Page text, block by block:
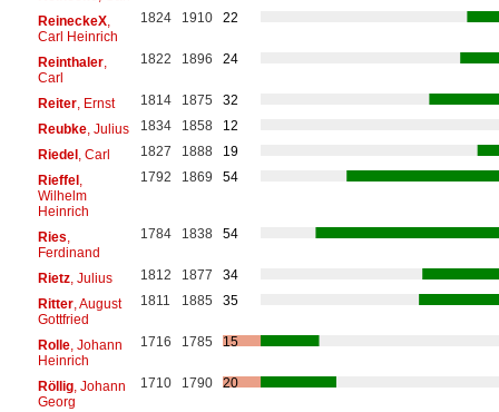
ReineckeX,
Carl Heinrich
1824 1910 22
Reinthaler,
Carl
1822 1896 24
Reiter, Ernst 1814 1875
32
Reubke, Julius 1834 1858
12
Riedel, Carl 1827 1888
19
Rieffel,
Wilhelm
Heinrich
1792 1869 54
Ries
Ferdinand
1784 1838 54
Rietz, Julius 1812 1877
34
Ritter, August
Gottfried
1811 1885 35
Rolle, Johann
Heinrich
1716 1785 15
Röllig, Johann
Georg
1710 1790 20